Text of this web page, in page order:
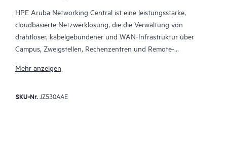
HPE Aruba Networking Central ist eine leistungsstarke,
cloudbasierte Netzwerklösung, die die Verwaltung von
drahtloser, kabelgebundener und WAN-Infrastruktur über
Campus, Zweigstellen, Rechenzentren und Remote-
integrierten, KI-gestützten Analysen und intelligenten
eine proaktive Überwachung der Netzwerkleistung, für die
Mehr anzeigen
SKU-Nr.JZ530AAE